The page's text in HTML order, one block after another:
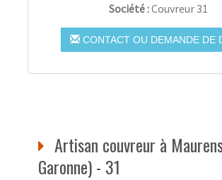
Société :Couvreur 31
CONTACT OU DEMANDE DE
Artisan couvreur à
Garonne) - 31